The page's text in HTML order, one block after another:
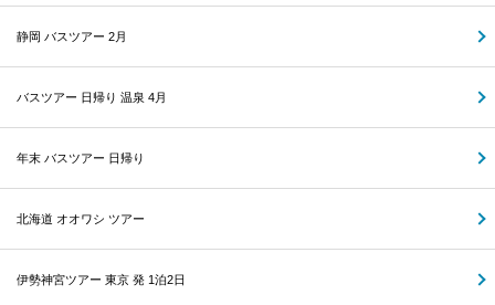
静岡 バスツアー 2月
バスツアー 日帰り 温泉 4月
年末 バスツアー 日帰り
北海道 オオワシ ツアー
伊勢神宮ツアー 東京 発 1泊2日